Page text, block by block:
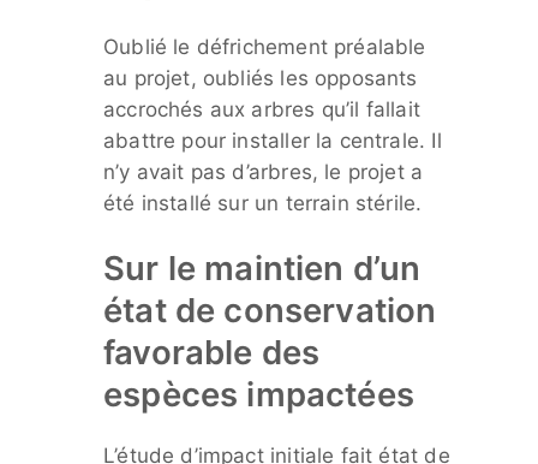
Oublié le défrichement préalable
au projet, oubliés les opposants
accrochés aux arbres qu’il fallait
abattre pour installer la centrale. Il
n’y avait pas d’arbres, le projet a
été installé sur un terrain stérile.
Sur le maintien d’un
état de conservation
favorable des
espèces impactées
L’étude d’impact initiale fait état de